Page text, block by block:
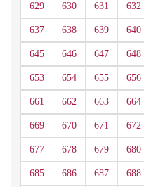
629 630 631 632
637 638 639 640
645 646 647 648
653 654 655 656
661 662 663 664
669 670 671 672
677 678 679 680
685 686 687 688